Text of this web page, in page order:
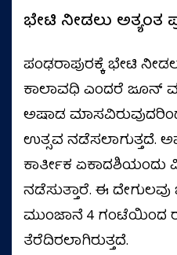
ಭೇಟಿ ನೀಡಲು ಅತ್ಯಂತ
ಪಂಢರಾಪುರಕ್ಕೆ ಭೇಟಿ
ಕಾಲಾವಧಿ ಎಂದರೆ ಜೂನ್
ಅಷಾಡ
ಉತ್ಸವ ನಡೆಸಲಾಗುತ್ತದೆ.
ಕಾರ್ತೀಕ ಏಕಾದಶಿಯಂದು
ನಡೆಸುತ್ತಾರೆ. ಈ ದೇಗುಲವು
ಮುಂಜಾನೆ 4 ಗಂಟೆಯಿಂದ
ತೆರೆದಿರಲಾಗಿರುತ್ತದೆ.